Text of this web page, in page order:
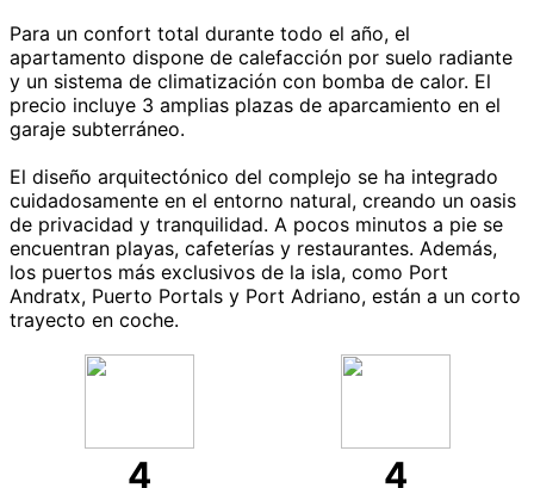
Para un confort total durante todo el año, el
apartamento dispone de calefacción por suelo radiante
y un sistema de climatización con bomba de calor. El
precio incluye 3 amplias plazas de aparcamiento en el
garaje subterráneo.
El diseño arquitectónico del complejo se ha integrado
cuidadosamente en el entorno natural, creando un oasis
de privacidad y tranquilidad. A pocos minutos a pie se
encuentran playas, cafeterías y restaurantes. Además,
los puertos más exclusivos de la isla, como Port
Andratx, Puerto Portals y Port Adriano, están a un corto
trayecto en coche.
4 4